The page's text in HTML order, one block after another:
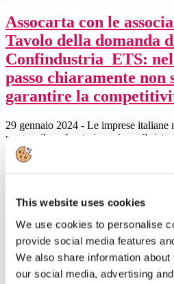
This website uses cookies
We use cookies to personalise
provide social media features
We also share information
our social media, advertising
Assocarta con le
Tavolo della domanda
Confindustria ETS:
passo chiaramente non
garantire la
29 gennaio 2024 - Le imprese italiane
reggere il confronto impari con il
è presente da diversi anni uno
del
fondi oggi disponibili in Italia
superiore al 20%. Considerando che
€/MWh,
lo squilibrio che si viene a formare
delicato equilibrio del libero mercato
manifattura italiana a cedere